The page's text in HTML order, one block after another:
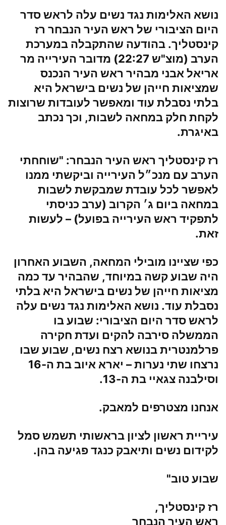
נושא האלימות נגד נשים עלה לראש סדר
היום הציבורי של ראש העיר הנבחר רז
קינסטליך. בהודעה שהתקבלה במערכת
הערב (מוצ"ש 22:27) מדובר העירייה מר
אריאל אבני מבהיר ראש העיר הנכנס
שמציאות חייהן של נשים בישראל היא
בלתי נסבלת עוד ומאפשר לעובדות שרוצות
לקחת חלק במחאה לשבות, וכך נכתב
באיגרת.
רז קינסטליך ראש העיר הנבחר: "שוחחתי
הערב עם מנכ״ל העירייה וביקשתי ממנו
לאפשר לכל עובדת שמבקשת לשבות
במחאה ביום ג׳ הקרוב (ערב כניסתי
לתפקיד ראש העירייה בפועל) – לעשות
זאת.
כפי שציינו מובילי המחאה, השבוע האחרון
היה שבוע קשה במיוחד, שהבהיר עד כמה
מציאות חייהן של נשים בישראל היא בלתי
נסבלת עוד. נושא האלימות נגד נשים עלה
לראש סדר היום הציבורי: שבוע בו
הממשלה סירבה להקים ועדת חקירה
פרלמנטרית בנושא רצח נשים, שבוע שבו
נרצחו שתי נערות – יארא איוב בת ה-16
וסילבנה צגאיי בת ה-13.
אנחנו מצטרפים למאבק.
עיריית ראשון לציון בראשותי תשמש סמל
לקידום נשים ותיאבק כנגד פגיעה בהן.
שבוע טוב"
רז קינסטליך,
ראש העיר הנבחר